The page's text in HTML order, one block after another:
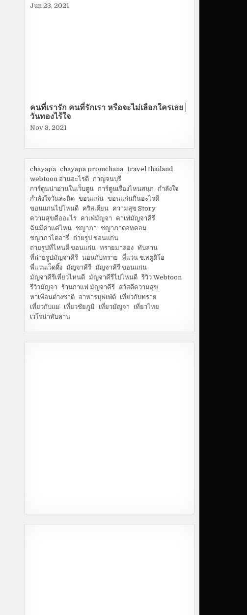
Jun 23, 2021
คนที่เรารัก คนที่รักเรา หรือจะไม่เลือกใครเลย |
วันทองไร้ใจ
Nov 3, 2021
chayapa chayapa promchana travel thailand
webtoon อ่านอะไรดี
กาญจนบุรี
การ์ตูนน่าอ่านในเว็บตูน
การ์ตูนเรื่องไหนสนุก
กำลังใจ
กำลังใจวันละนิด ขอนแก่น ขอนแก่นกินอะไรดี
ขอนแก่นไปไหนดี
คริสเตียน
ความสุข Story
ความสุขคืออะไร
คาเฟ่มัญจา
คาเฟ่มัญจาคีรี
ฉันมีค่าแค่ไหน
ชญาภา
ชญาภาดอทคอม
ชญาภาไดอารี่
ถ่ายรูป ขอนแก่น
ถ่ายรูปที่ไหนดี ขอนแก่น ทรายมาลอง ทับลาน
ที่ถ่ายรูปมัญจาคีรี นอนกับทราย พี่แว่น ช.สตูดิโอ
พี่แว่นเว็ดดิ้ง มัญจาคีรี มัญจาคีรี ขอนแก่น
มัญจาคีรีเที่ยวไหนดี มัญจาคีรีไปไหนดี รีวิว Webtoon
รีวิวมัญจา ร้านกาแฟ มัญจาคีรี
สวัสดีความสุข
หาเพื่อนต่างชาติ
อาหารบุฟเฟ่ต์
เที่ยวกับทราย
เที่ยวกับแม่
เที่ยวชัยภูมิ เที่ยวมัญจา
เที่ยวไทย
เวโรน่าทับลาน